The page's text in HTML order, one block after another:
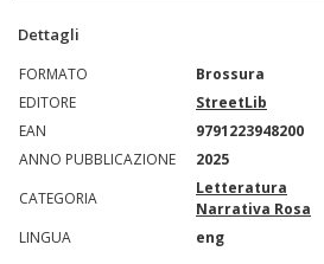
Dettagli
FORMATO
Brossura
EDITORE
StreetLib
EAN
9791223948200
ANNO PUBBLICAZIONE
2025
CATEGORIA
Letteratura
Narrativa Rosa
LINGUA
eng